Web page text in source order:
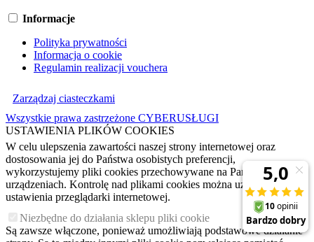
Informacje
Polityka prywatności
Informacja o cookie
Regulamin realizacji vouchera
Zarządzaj ciasteczkami
Wszystkie prawa zastrzeżone CYBERUSŁUGI
USTAWIENIA PLIKÓW COOKIES
W celu ulepszenia zawartości naszej strony internetowej oraz
dostosowania jej do Państwa osobistych preferencji,
wykorzystujemy pliki cookies przechowywane na Państwa
urządzeniach. Kontrolę nad plikami cookies można uzyskać poprzez
ustawienia przeglądarki internetowej.
Niezbędne do działania sklepu pliki cookie
Są zawsze włączone, ponieważ umożliwiają podstawowe działanie